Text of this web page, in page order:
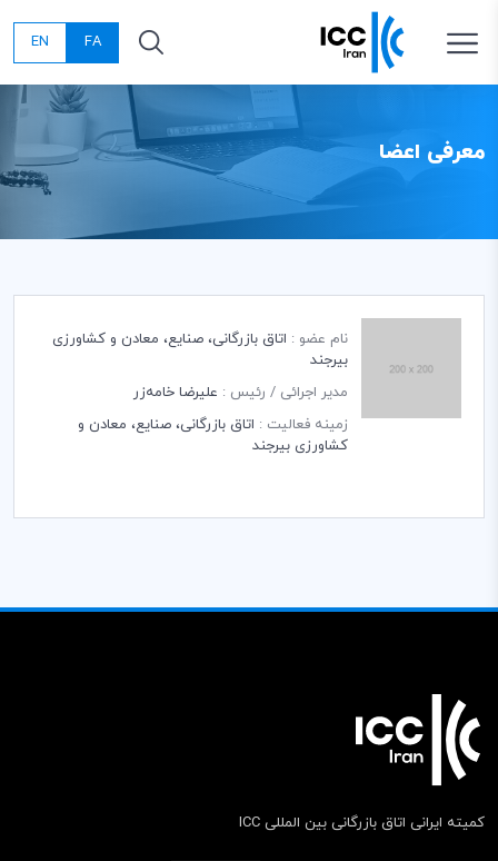
FA
EN
معرفی اعضا
نام عضو : اتاق بازرگانی، صنایع، معادن و کشاورزی
بیرجند
مدیر اجرائی / رئیس : علیرضا خامه‌زر
زمینه فعالیت : اتاق بازرگانی، صنایع، معادن و
کشاورزی بیرجند
کمیته ایرانی اتاق بازرگانی بین المللی ICC